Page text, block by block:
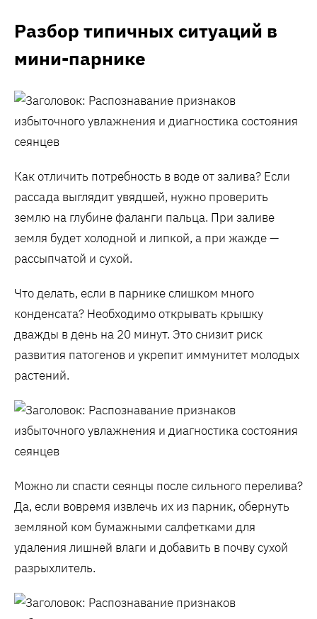
Разбор типичных ситуаций в
мини-парнике
Как отличить потребность в воде от залива? Если
рассада выглядит увядшей, нужно проверить
землю на глубине фаланги пальца. При заливе
земля будет холодной и липкой, а при жажде —
рассыпчатой и сухой.
Что делать, если в парнике слишком много
конденсата? Необходимо открывать крышку
дважды в день на 20 минут. Это снизит риск
развития патогенов и укрепит иммунитет молодых
растений.
Можно ли спасти сеянцы после сильного перелива?
Да, если вовремя извлечь их из парник, обернуть
земляной ком бумажными салфетками для
удаления лишней влаги и добавить в почву сухой
разрыхлитель.